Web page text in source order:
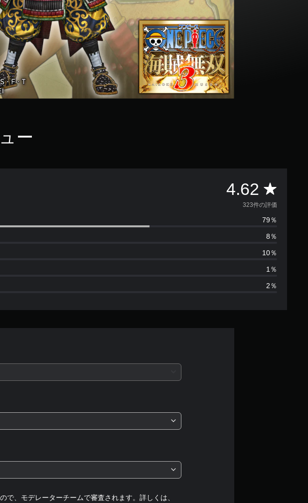
ー
4.62 評
価
数
は
3
2
3
323件の評価
79％
8％
10％
1％
2％
、モデレーターチームで審査されます。詳しくは、